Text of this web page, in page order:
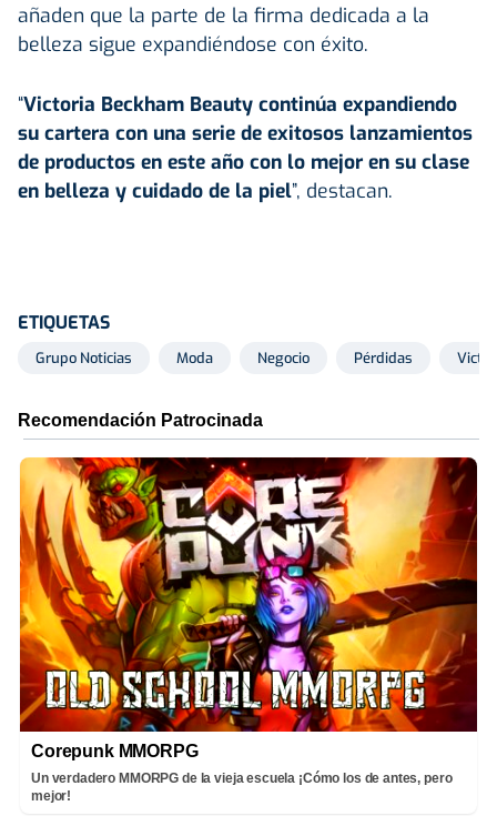
añaden que la parte de la firma dedicada a la
belleza sigue expandiéndose con éxito.
“Victoria Beckham Beauty continúa expandiendo
su cartera con una serie de exitosos lanzamientos
de productos en este año con lo mejor en su clase
en belleza y cuidado de la piel”, destacan.
ETIQUETAS
Grupo Noticias Moda Negocio Pérdidas
Corepunk MMORPG
Un verdadero MMORPG de la vieja escuela ¡Cómo los de antes, pero
mejor!